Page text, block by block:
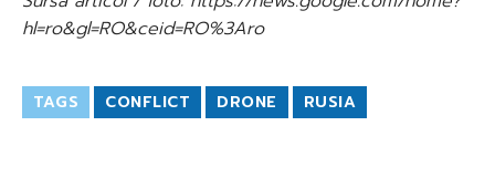
hl=ro&gl=RO&ceid=RO%3Aro
TAGS CONFLICT DRONE RUSIA